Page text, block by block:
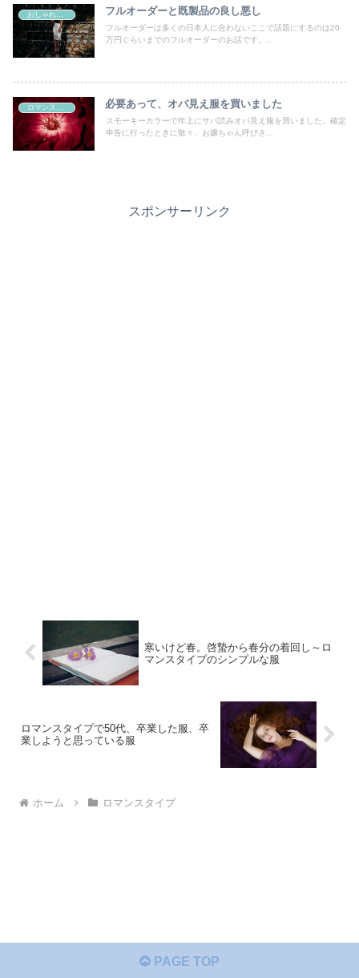
フルオーダーと既製品の良し悪し
フルオーダーは多くの日本人に合わないここで話題にするのは20
万円ぐらいまでのフルオーダーのお話です。...
必要あって、オバ見え服を買いました
スモーキーカラーで年上にサバ読みオバ見え服を買いました。確定
申告に行ったときに散々、お嬢ちゃん呼びさ...
スポンサーリンク
寒いけど春。啓蟄から春分の着回し～ロ
マンスタイプのシンプルな服
ロマンスタイプで50代、卒業した服、卒
業しようと思っている服
ホーム ロマンスタイプ
PAGE TOP